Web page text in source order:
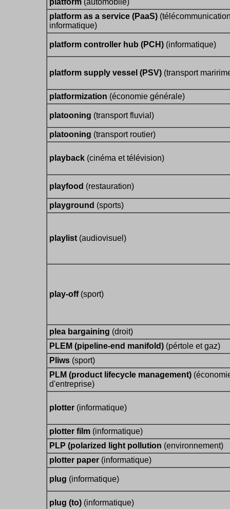
platform (automobile)
platform as a service (PaaS)
informatique)
platform controller hub (PCH) (informatique)
platform supply vessel (PSV) (transport
platformization (économie générale)
platooning (transport fluvial)
platooning (transport routier)
playback (cinéma et télévision)
playfood (restauration)
playground (sports)
playlist (audiovisuel)
play-off(sport)
plea bargaining (droit)
PLEM (pipeline-end manifold) (pértole et gaz)
Pliws (sport)
PLM (product lifecycle management)
d'entreprise)
plotter (informatique)
plotter film (informatique)
PLP (polarized light pollution (environnement)
plotter paper (informatique)
plug (informatique)
plug (to) (informatique)